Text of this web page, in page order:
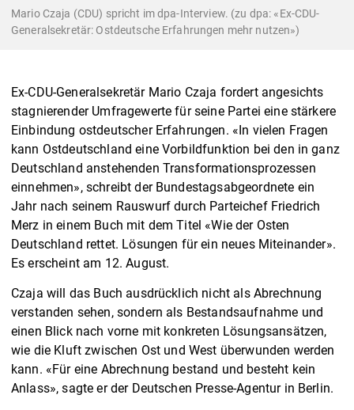
Mario Czaja (CDU) spricht im dpa-Interview. (zu dpa: «Ex-CDU-
Generalsekretär: Ostdeutsche Erfahrungen mehr nutzen»)
Ex-CDU-Generalsekretär Mario Czaja fordert angesichts
stagnierender Umfragewerte für seine Partei eine stärkere
Einbindung ostdeutscher Erfahrungen. «In vielen Fragen
kann Ostdeutschland eine Vorbildfunktion bei den in ganz
Deutschland anstehenden Transformationsprozessen
einnehmen», schreibt der Bundestagsabgeordnete ein
Jahr nach seinem Rauswurf durch Parteichef Friedrich
Merz in einem Buch mit dem Titel «Wie der Osten
Deutschland rettet. Lösungen für ein neues Miteinander».
Es erscheint am 12. August.
Czaja will das Buch ausdrücklich nicht als Abrechnung
verstanden sehen, sondern als Bestandsaufnahme und
einen Blick nach vorne mit konkreten Lösungsansätzen,
wie die Kluft zwischen Ost und West überwunden werden
kann. «Für eine Abrechnung bestand und besteht kein
Anlass», sagte er der Deutschen Presse-Agentur in Berlin.